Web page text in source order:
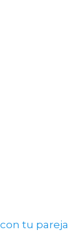
tu pareja